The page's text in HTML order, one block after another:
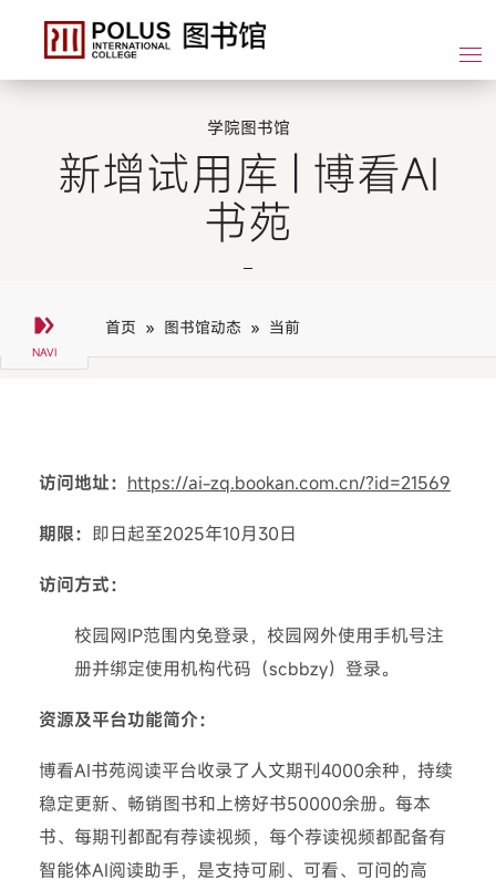
学院图书馆
新增试用库 | 博看AI
书苑
首页 » 图书馆动态 » 当前
访问地址： https://ai-zq.bookan.com.cn/?id=21569
期限： 即日起至2025年10月30日
访问方式：
校园网IP范围内免登录，校园网外使用手机号注
册并绑定使用机构代码（scbbzy）登录。
资源及平台功能简介：
博看AI书苑阅读平台收录了人文期刊4000余种，持续
稳定更新、畅销图书和上榜好书50000余册。每本
书、每期刊都配有荐读视频，每个荐读视频都配备有
智能体AI阅读助手，是支持可刷、可看、可问的高